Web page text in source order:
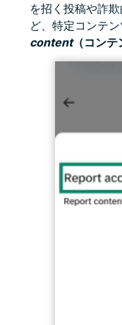
を招く投稿や詐
ど、特定コンテ
content（コンテ